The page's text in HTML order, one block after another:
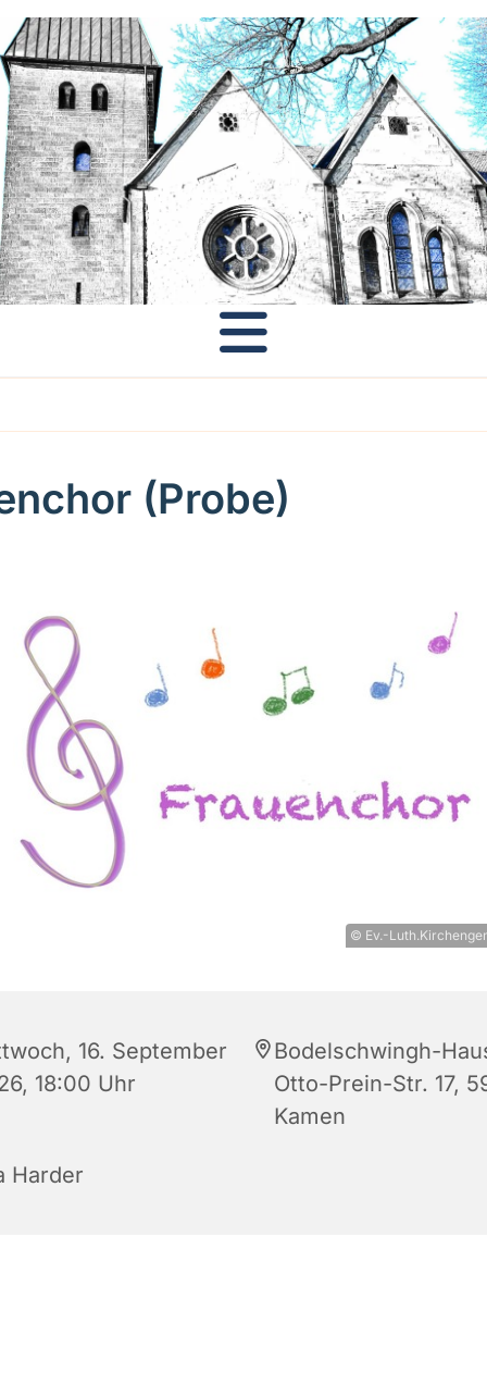
(Probe)
© Ev.-
16. September
18:00 Uhr
Bodelschwingh-
Otto-Prein-Str. 17,
Kamen
Harder